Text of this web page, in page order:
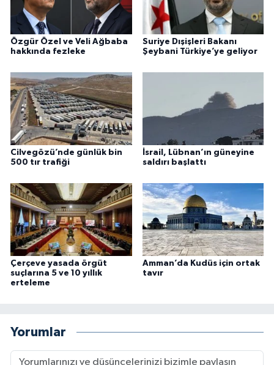
Özgür Özel ve Veli Ağbaba
hakkında fezleke
Suriye Dışişleri Bakanı
Şeybani Türkiye’ye geliyor
Cilvegözü’nde günlük bin
500 tır trafiği
İsrail, Lübnan’ın güneyine
saldırı başlattı
Çerçeve yasada örgüt
suçlarına 5 ve 10 yıllık
erteleme
Amman’da Kudüs için ortak
tavır
Yorumlar